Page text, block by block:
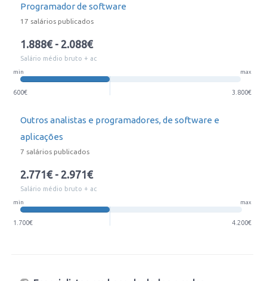
Programador de software
17 salários publicados
1.888€ - 2.088€
Salário médio bruto + ac
min max
600€ 3.800€
Outros analistas e programadores, de software e
aplicações
7 salários publicados
2.771€ - 2.971€
Salário médio bruto + ac
min max
1.700€ 4.200€